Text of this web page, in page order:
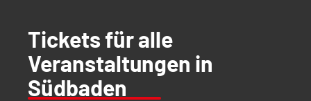
Tickets für alle
Veranstaltungen in
Südbaden